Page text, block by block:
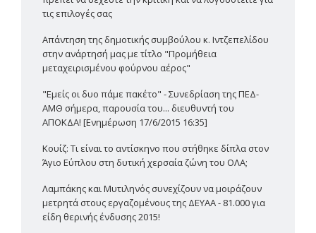
τις επιλογές σας
Απάντηση της δημοτικής συμβούλου κ. Ιντζεπελίδου
στην ανάρτησή μας με τίτλο "Προμήθεια
μεταχειρισμένου φούρνου αέρος"
"Εμείς οι δυο πάμε πακέτο" - Συνεδρίαση της ΠΕΔ-
ΑΜΘ σήμερα, παρουσία του... διευθυντή του
ΑΠΟΚΔΑ! [Ενημέρωση 17/6/2015 16:35]
Κουίζ: Τι είναι το αντίσκηνο που στήθηκε δίπλα στον
Άγιο Εύπλου στη δυτική χερσαία ζώνη του ΟΛΑ;
Λαμπάκης και Μυτιληνός συνεχίζουν να μοιράζουν
μετρητά στους εργαζομένους της ΔΕΥΑΑ - 81.000 για
είδη θερινής ένδυσης 2015!